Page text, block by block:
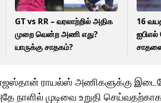
GT vs RR – வரலாற்றில் அதிக
முறை வென்ற அணி எது?
யாருக்கு சாதகம்?
16
ராயல்ஸ் அணிகளுக்கு
நாளில் முடிவை உறுதி